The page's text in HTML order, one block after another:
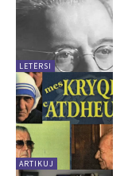
LETËRSI
ARTIKUJ